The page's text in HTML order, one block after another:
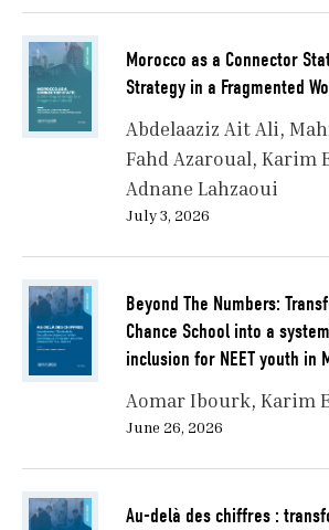
Morocco as a Connector
Strategy in a Fragmented
Abdelaaziz Ait Ali
Fahd Azaroual Karim
Adnane Lahzaoui
July 3, 2026
Beyond The Numbers:
Chance School into a
inclusion for NEET youth in
Aomar Ibourk Karim
June 26, 2026
Au-delà des chiffres :